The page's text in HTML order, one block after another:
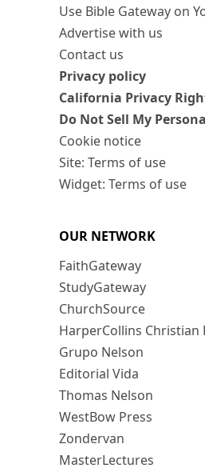
Use Bible Gateway on
Advertise with us
Contact us
Privacy policy
California Privacy
Do Not Sell My
Cookie notice
Site: Terms of use
Widget: Terms of use
OUR NETWORK
FaithGateway
StudyGateway
ChurchSource
HarperCollins Christian
Grupo Nelson
Editorial Vida
Thomas Nelson
WestBow Press
Zondervan
MasterLectures